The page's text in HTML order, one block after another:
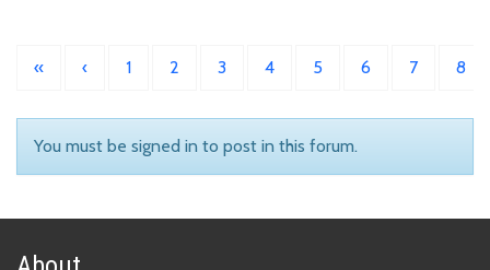
« ‹ 1 2 3 4 5 6 7 8
You must be signed in to post in this forum.